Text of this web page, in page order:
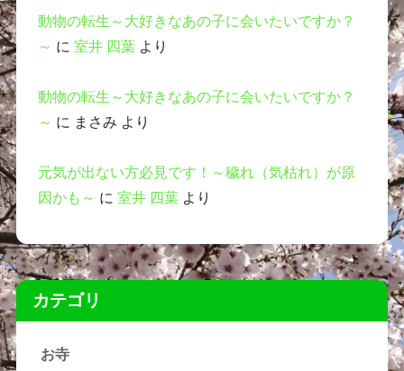
動物の転生～大好きなあの子に会いたいですか？
～ に 室井 四葉より
動物の転生～大好きなあの子に会いたいですか？
～ に まさみ より
元気が出ない方必見です！～穢れ（気枯れ）が原
因かも～ に 室井 四葉より
カテゴリ
お寺